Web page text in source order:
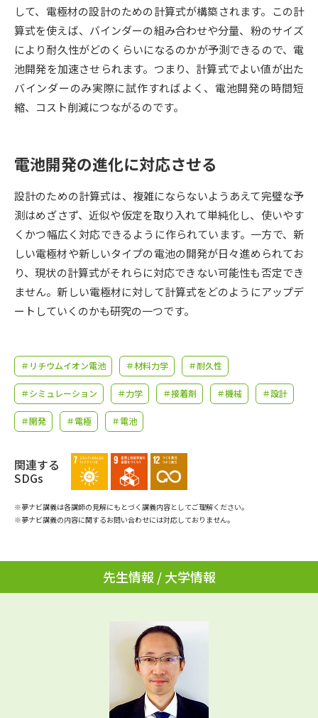
来場型・Web型イベント特集 夢ナビライブ
受験準備 資料検索
併願校選び 受験スケジュールを立てよう
先輩が入学を決めた理由 テレメール全国一斉進学調査
新生活お役立ちガイド
学問発見
大学で学びたい学問発見
学問のミニ講義「夢ナビ講義」 学問分野解説
ユーザーサポート
Ｑ＆Ａ よくあるご質問 大学進学IDについて
受付内容・発送状況の確認
テレメール
テレメール進学カタログ
訂正のご案内
して、電極材の設計のための計算式が構築されます。この計
算式を使えば、バインダーの組み合わせや分量、粉のサイズ
により耐久性がどのくらいになるのかが予測できるので、電
池開発を加速させられます。つまり、計算式でよい値が出た
バインダーのみ実際に試作すればよく、電池開発の時間短
縮、コスト削減につながるのです。
電池開発の進化に対応させる
設計のための計算式は、複雑にならないようあえて完璧な予
測はめざさず、近似や仮定を取り入れて単純化し、使いやす
くかつ幅広く対応できるように作られています。一方で、新
しい電極材や新しいタイプの電池の開発が日々進められてお
り、現状の計算式がそれらに対応できない可能性も否定でき
ません。新しい電極材に対して計算式をどのようにアップデ
ートしていくのかも研究の一つです。
＃リチウムイオン電池 ＃材料力学 ＃耐久性
＃シミュレーション ＃力学 ＃接着剤 ＃機械 ＃設計
＃開発 ＃電極 ＃電池
関連する
SDGs
※夢ナビ講義は各講師の見解にもとづく講義内容としてご理解ください。
※夢ナビ講義の内容に関するお問い合わせには対応しておりません。
先生情報 / 大学情報